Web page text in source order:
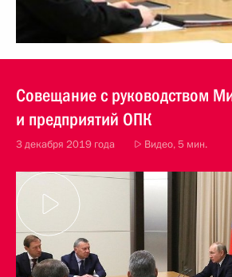
Совещание с руководством
и предприятий ОПК
3 декабря 2019 года Видео, 5 мин.